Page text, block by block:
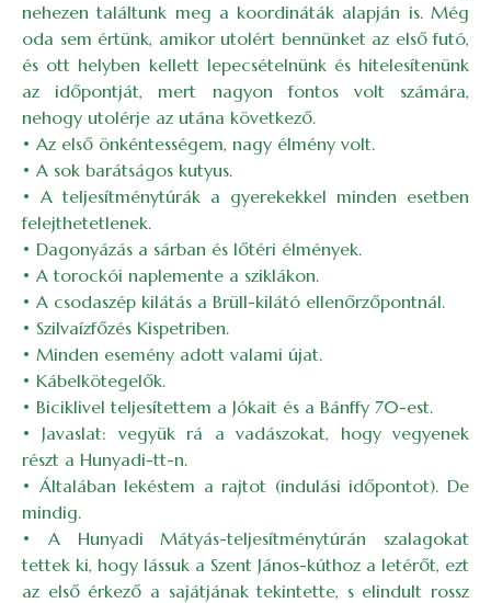
nehezen találtunk meg a koordináták alapján is. Még
oda sem értünk, amikor utolért bennünket az első futó,
és ott helyben kellett lepecsételnünk és hitelesítenünk
az időpontját, mert nagyon fontos volt számára,
nehogy utolérje az utána következő.
• Az első önkéntességem, nagy élmény volt.
• A sok barátságos kutyus.
• A teljesítménytúrák a gyerekekkel minden esetben
felejthetetlenek.
• Dagonyázás a sárban és lőtéri élmények.
• A torockói naplemente a sziklákon.
• A csodaszép kilátás a Brüll-kilátó ellenőrzőpontnál.
• Szilvaízfőzés Kispetriben.
• Minden esemény adott valami újat.
• Kábelkötegelők.
• Biciklivel teljesítettem a Jókait és a Bánffy 70-est.
• Javaslat: vegyük rá a vadászokat, hogy vegyenek
részt a Hunyadi-tt-n.
• Általában lekéstem a rajtot (indulási időpontot). De
mindig.
• A Hunyadi Mátyás-teljesítménytúrán szalagokat
tettek ki, hogy lássuk a Szent János-kúthoz a letérőt, ezt
az első érkező a sajátjának tekintette, s elindult rossz